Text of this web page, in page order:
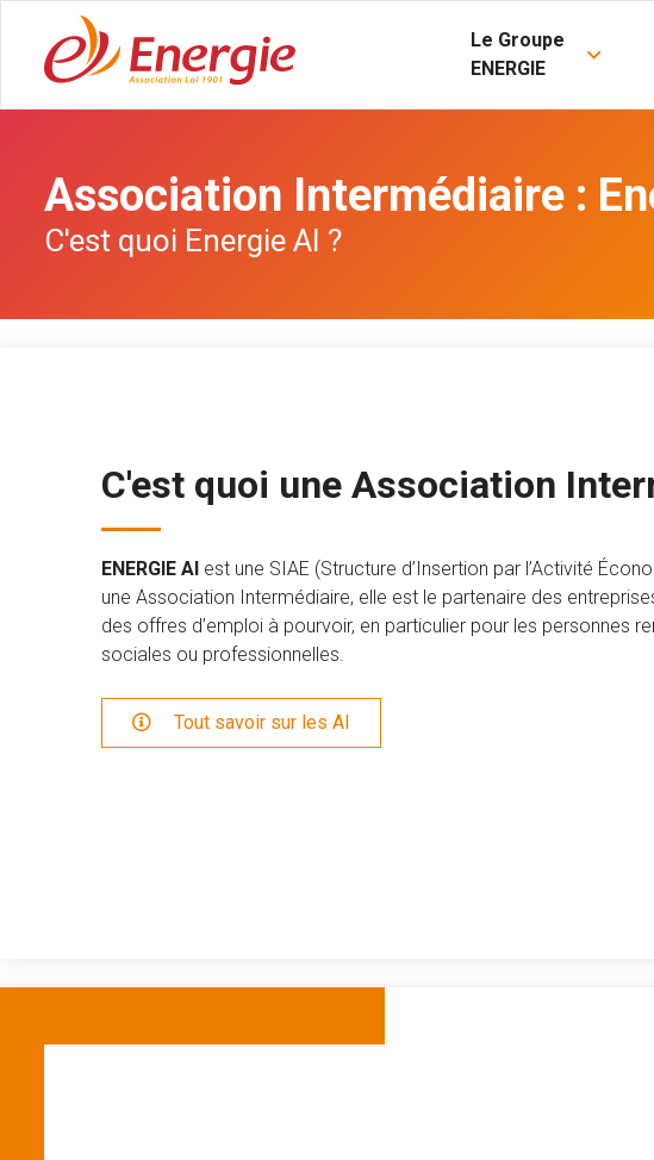
Le Groupe
ENERGIE
Association Intermédiaire :
C'est quoi Energie AI ?
C'est quoi une Association
ENERGIE AI est une SIAE (Structure d’Insertion par l’Activité
une Association Intermédiaire, elle est le partenaire des
des offres d’emploi à pourvoir, en particulier pour les personnes
sociales ou professionnelles.
Tout savoir sur les AI